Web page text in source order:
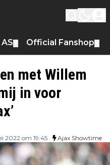
AS Official Fanshop
met Willem
in voor
2022 om 19:45 Ajax Showtime